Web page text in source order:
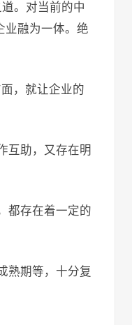
。对当前的中
业融为一体。绝
，就让企业的
互助，又存在明
都存在着一定的
熟期等，十分复